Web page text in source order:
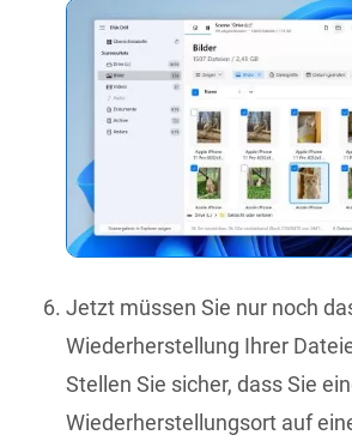
Jetzt müssen Sie nur noch
Wiederherstellung Ihrer
Stellen Sie sicher, dass Sie
Wiederherstellungsort auf